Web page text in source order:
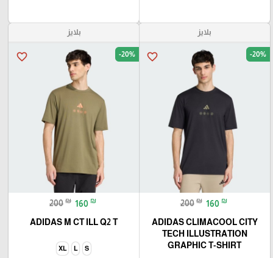
بلايز
favorite_border -20%
200 ₪ 160 ₪
ADIDAS CLIMACOOL CITY
TECH ILLUSTRATION
GRAPHIC T-SHIRT
بلايز
favorite_border -20%
200 ₪ 160 ₪
ADIDAS M CT ILL Q2 T
S
L
XL